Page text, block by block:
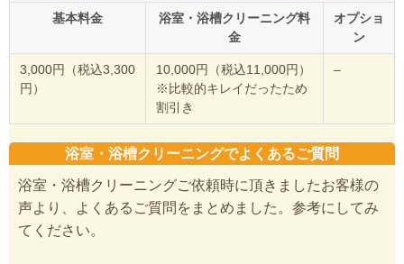
基本料金
浴室・浴槽クリーニング料
金
オプショ
ン
3,000円（税込3,300
円）
10,000円（税込11,000円）
※比較的キレイだったため
割引き
–
浴室・浴槽クリーニングでよくあるご質問
浴室・浴槽クリーニングご依頼時に頂きましたお客様の
声より、よくあるご質問をまとめました。参考にしてみ
てください。